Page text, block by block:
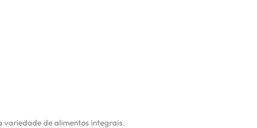
variedade de alimentos integrais.